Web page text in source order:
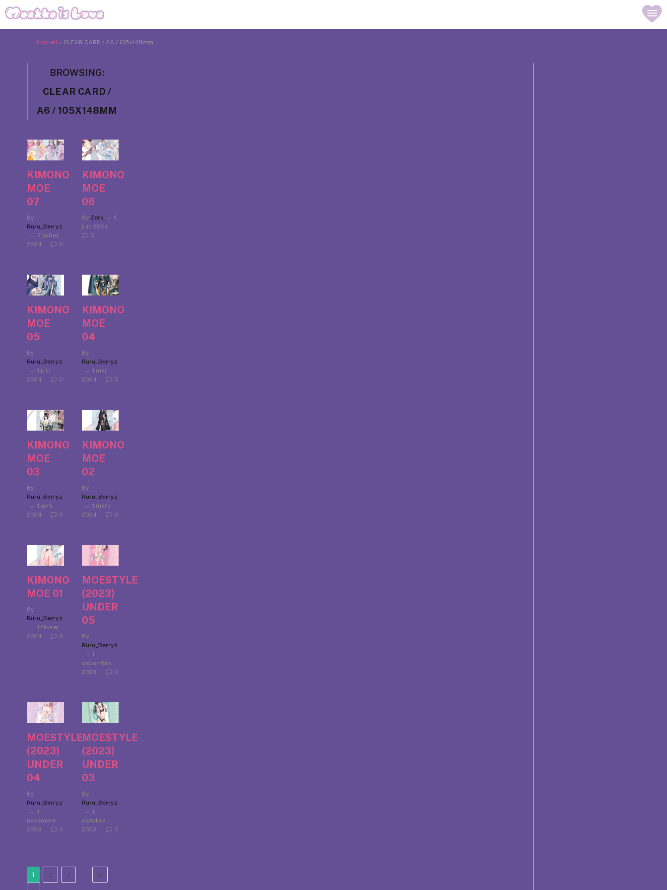
Accueil » CLEAR CARD / A6 / 105x148mm
BROWSING:
CLEAR CARD /
A6 / 105X148MM
KIMONO
MOE
07
By
Ruru_Berryz
7 juillet
2024
0
KIMONO
MOE
06
By Zero
1
juin 2024
0
KIMONO
MOE
05
By
Ruru_Berryz
1 juin
2024
0
KIMONO
MOE
04
By
Ruru_Berryz
1 mai
2024
0
KIMONO
MOE
03
By
Ruru_Berryz
1 avril
2024
0
KIMONO
MOE
02
By
Ruru_Berryz
1 mars
2024
0
KIMONO
MOE 01
By
Ruru_Berryz
1 février
2024
0
MOESTYLE
(2023)
UNDER
05
By
Ruru_Berryz
1
décembre
2023
0
MOESTYLE
(2023)
UNDER
04
By
Ruru_Berryz
1
novembre
2023
0
MOESTYLE
(2023)
UNDER
03
By
Ruru_Berryz
1
octobre
2023
0
1 2 3 … 6